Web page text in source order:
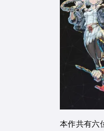
本作共有六